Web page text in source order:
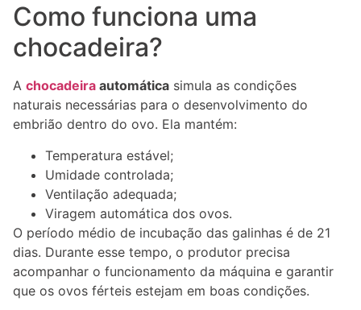
Como funciona uma
chocadeira?
A chocadeira automática simula as condições
naturais necessárias para o desenvolvimento do
embrião dentro do ovo. Ela mantém:
Temperatura estável;
Umidade controlada;
Ventilação adequada;
Viragem automática dos ovos.
O período médio de incubação das galinhas é de 21
dias. Durante esse tempo, o produtor precisa
acompanhar o funcionamento da máquina e garantir
que os ovos férteis estejam em boas condições.